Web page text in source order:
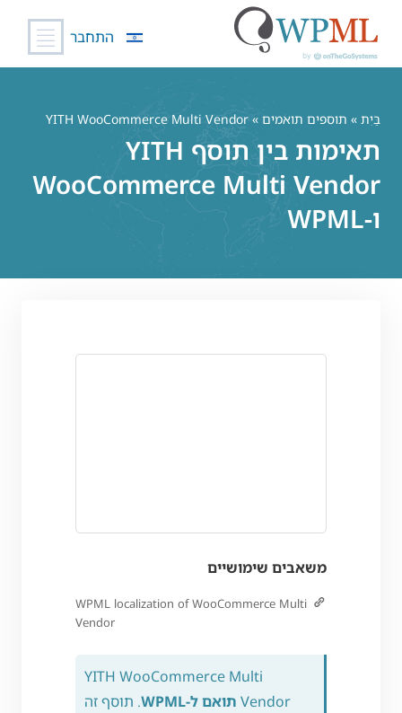
התחבר
בַּיִת » תוספים תואמים » YITH WooCommerce Multi Vendor
תאימות בין תוסף YITH
WooCommerce Multi Vendor
ו-WPML
משאבים שימושיים
WPML localization of WooCommerce Multi
Vendor
YITH WooCommerce Multi
Vendor תואם ל-WPML
. תוסף זה